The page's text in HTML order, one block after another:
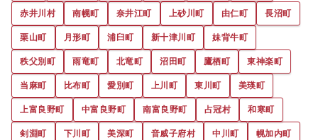
赤井川村
南幌町 奈井江町 上砂川町 由仁町
長沼町
栗山町
月形町 浦臼町 新十津川町
妹背牛町
秩父別町
雨竜町 北竜町 沼田町 鷹栖町
東神楽町
当麻町
比布町 愛別町 上川町 東川町
美瑛町
上富良野町
中富良野町 南富良野町 占冠村
和寒町
剣淵町
下川町 美深町 音威子府村 中川町
幌加内町